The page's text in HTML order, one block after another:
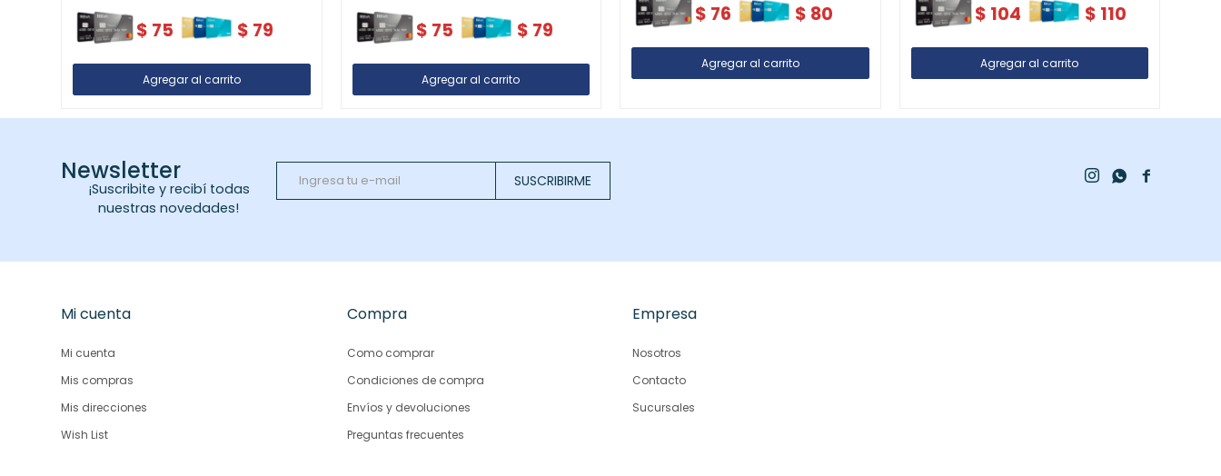
$ 75 $ 79 $ 75 $ 79
$ 76 $ 80 $ 104 $ 110
Newsletter
¡Suscribite y recibí todas
nuestras novedades!
SUSCRIBIRME 
 
Mi cuenta
Mi cuenta
Mis compras
Mis direcciones
Wish List
Compra
Como comprar
Condiciones de compra
Envíos y devoluciones
Preguntas frecuentes
Empresa
Nosotros
Contacto
Sucursales